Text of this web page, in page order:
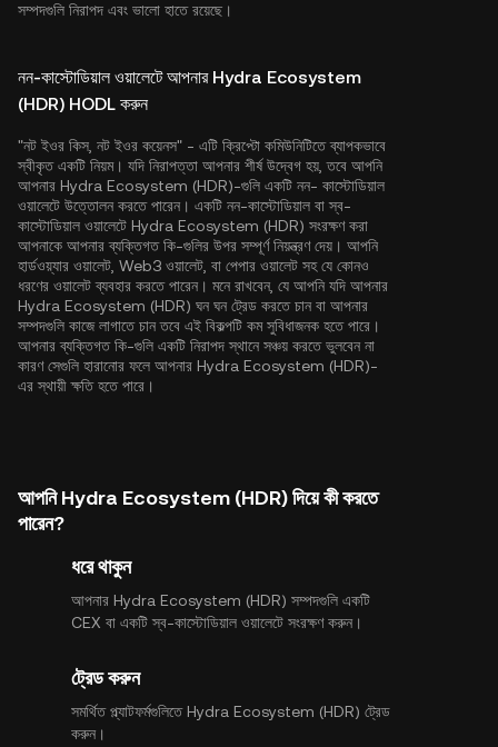
সম্পদগুলি নিরাপদ এবং ভালো হাতে রয়েছে।
নন-কাস্টোডিয়াল ওয়ালেটে আপনার Hydra Ecosystem
(HDR) HODL করুন
"নট ইওর কিস, নট ইওর কয়েনস" - এটি ক্রিপ্টো কমিউনিটিতে ব্যাপকভাবে
স্বীকৃত একটি নিয়ম। যদি নিরাপত্তা আপনার শীর্ষ উদ্বেগ হয়, তবে আপনি
আপনার Hydra Ecosystem (HDR)-গুলি একটি নন- কাস্টোডিয়াল
ওয়ালেটে উত্তোলন করতে পারেন। একটি নন-কাস্টোডিয়াল বা স্ব-
কাস্টোডিয়াল ওয়ালেটে Hydra Ecosystem (HDR) সংরক্ষণ করা
আপনাকে আপনার ব্যক্তিগত কি-গুলির উপর সম্পূর্ণ নিয়ন্ত্রণ দেয়। আপনি
হার্ডওয়্যার ওয়ালেট, Web3 ওয়ালেট, বা পেপার ওয়ালেট সহ যে কোনও
ধরণের ওয়ালেট ব্যবহার করতে পারেন। মনে রাখবেন, যে আপনি যদি আপনার
Hydra Ecosystem (HDR) ঘন ঘন ট্রেড করতে চান বা আপনার
সম্পদগুলি কাজে লাগাতে চান তবে এই বিকল্পটি কম সুবিধাজনক হতে পারে।
আপনার ব্যক্তিগত কি-গুলি একটি নিরাপদ স্থানে সঞ্চয় করতে ভুলবেন না
কারণ সেগুলি হারানোর ফলে আপনার Hydra Ecosystem (HDR)-
এর স্থায়ী ক্ষতি হতে পারে।
আপনি Hydra Ecosystem (HDR) দিয়ে কী করতে
পারেন?
ধরে থাকুন
আপনার Hydra Ecosystem (HDR) সম্পদগুলি একটি
CEX বা একটি স্ব-কাস্টোডিয়াল ওয়ালেটে সংরক্ষণ করুন।
ট্রেড করুন
সমর্থিত প্ল্যাটফর্মগুলিতে Hydra Ecosystem (HDR) ট্রেড
করুন।